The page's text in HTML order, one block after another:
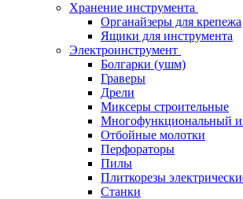
Хранение инструмента
Органайзеры для крепежа
Ящики для инструмента
Электроинструмент
Болгарки (ушм)
Граверы
Дрели
Миксеры строительные
Многофункциональный
Отбойные молотки
Перфораторы
Пилы
Плиткорезы
Станки